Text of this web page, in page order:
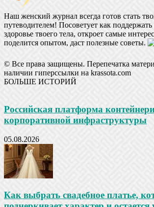
Наш женский журнал всегда готов стать
путеводителем! Посоветует как поддержать
здоровье твоего тела, откроет самые
поделится опытом, даст полезные советы.
© Все права защищены. Перепечатка
наличии гиперссылки на krassota.com
БОЛЬШЕ ИСТОРИЙ
Российская платформа
корпоративной инфраструктуры
05.08.2026
Как выбрать свадебное платье,